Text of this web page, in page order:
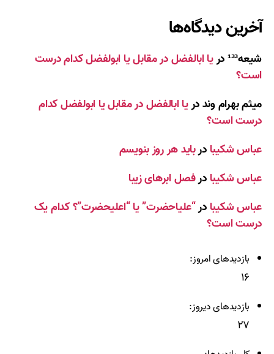
آخرین دیدگاه‌ها
شیعه¹³³ دریا ابالفضل در مقابل یا ابولفضل کدام درست
است؟
میثم بهرام ونددریا ابالفضل در مقابل یا ابولفضل کدام
درست است؟
عباس شکیبا درباید هر روز بنویسم
عباس شکیبا درفصل ابرهای زیبا
عباس شکیبا در“علیاحضرت” یا “اعلیحضرت”؟ کدام یک
درست است؟
بازدیدهای امروز:
۱۶
بازدیدهای دیروز:
۲۷